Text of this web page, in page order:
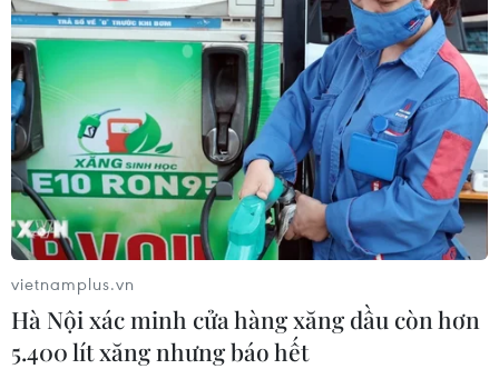
vietnamplus.vn
Hà Nội xác minh cửa hàng xăng dầu còn hơn
5.400 lít xăng nhưng báo hết